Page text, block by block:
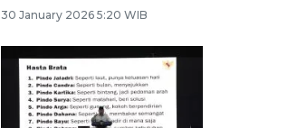
30 January 2026 5:20 WIB